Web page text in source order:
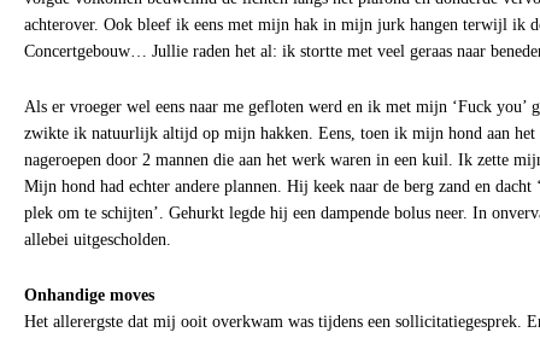
achterover. Ook bleef ik eens met mijn hak in mijn jurk hangen terwijl ik
Concertgebouw… Jullie raden het al: ik stortte met veel geraas naar
Als er vroeger wel eens naar me gefloten werd en ik met mijn ‘Fuck you’
zwikte ik natuurlijk altijd op mijn hakken. Eens, toen ik mijn hond aan
nageroepen door 2 mannen die aan het werk waren in een kuil. Ik zette
Mijn hond had echter andere plannen. Hij keek naar de berg zand en dacht
plek om te schijten’. Gehurkt legde hij een dampende bolus neer. In
allebei uitgescholden.
Onhandige moves
Het allerergste dat mij ooit overkwam was tijdens een sollicitatiegesprek.